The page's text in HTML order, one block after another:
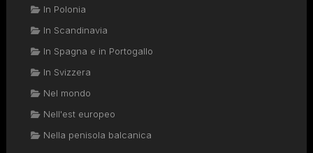
In Polonia
In Scandinavia
In Spagna e in Portogallo
In Svizzera
Nel mondo
Nell'est europeo
Nella penisola balcanica